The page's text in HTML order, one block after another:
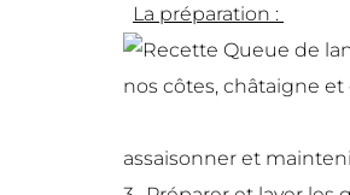
La préparation :
assaisonner et